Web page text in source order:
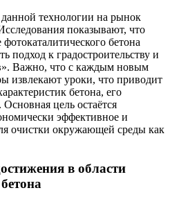
технологии на рынок
показывают, что
бетона
подход к градостроительству и
Важно, что с каждым новым
извлекают уроки, что приводит
бетона, его
цель остаётся
эффективное и
очистки окружающей среды как
в области